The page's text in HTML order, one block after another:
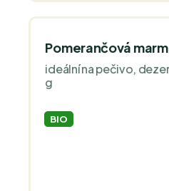
Pomerančová
ideální na pečivo,
g
BIO